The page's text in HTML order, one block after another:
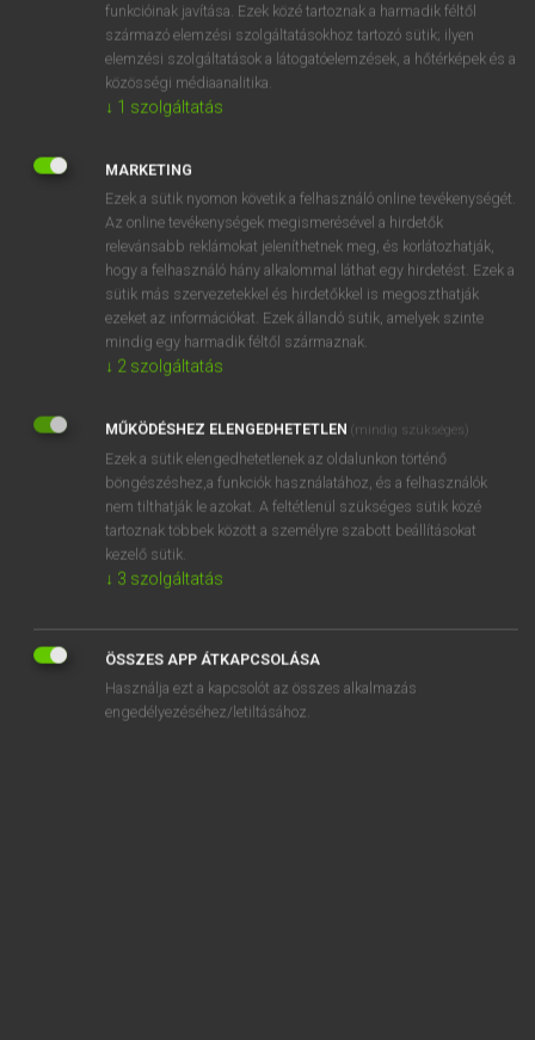
DÍJMENTES ANGOL SZÓTÁR
suction fan
suction head
suction pipe
suction pump
suction valve
SZOTAR.NET APPLIKÁCIÓ
ONLINE NYELVVIZSGA
funkcióinak javítása. Ezek közé tartoznak a harmadik féltől
származó elemzési szolgáltatásokhoz tartozó sütik; ilyen
elemzési szolgáltatások a látogatóelemzések, a hőtérképek és a
közösségi médiaanalitika.
↓ 1 szolgáltatás
MARKETING
Ezek a sütik nyomon követik a felhasználó online tevékenységét.
Az online tevékenységek megismerésével a hirdetők
relevánsabb reklámokat jeleníthetnek meg, és korlátozhatják,
hogy a felhasználó hány alkalommal láthat egy hirdetést. Ezek a
sütik más szervezetekkel és hirdetőkkel is megoszthatják
ezeket az információkat. Ezek állandó sütik, amelyek szinte
mindig egy harmadik féltől származnak.
↓ 2 szolgáltatás
MŰKÖDÉSHEZ ELENGEDHETETLEN (mindig szükséges)
Ezek a sütik elengedhetetlenek az oldalunkon történő
böngészéshez,a funkciók használatához, és a felhasználók
nem tilthatják le azokat. A feltétlenül szükséges sütik közé
tartoznak többek között a személyre szabott beállításokat
kezelő sütik.
↓ 3 szolgáltatás
ÖSSZES APP ÁTKAPCSOLÁSA
Használja ezt a kapcsolót az összes alkalmazás
engedélyezéséhez/letiltásához.